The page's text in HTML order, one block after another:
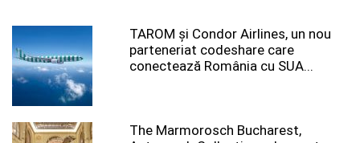
TAROM şi Condor Airlines, un nou
parteneriat codeshare care
conectează România cu SUA...
The Marmorosch Bucharest,